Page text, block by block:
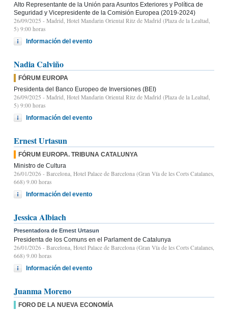
Alto Representante de la Unión para Asuntos Exteriores y Política de
Seguridad y Vicepresidente de la Comisión Europea (2019-2024)
26/09/2025 - Madrid, Hotel Mandarin Oriental Ritz de Madrid (Plaza de la Lealtad,
5) 9:00 horas
Información del evento
Nadia Calviño
FÓRUM EUROPA
Presidenta del Banco Europeo de Inversiones (BEI)
26/09/2025 - Madrid, Hotel Mandarin Oriental Ritz de Madrid (Plaza de la Lealtad,
5) 9:00 horas
Información del evento
Ernest Urtasun
FÓRUM EUROPA. TRIBUNA CATALUNYA
Ministro de Cultura
26/01/2026 - Barcelona, Hotel Palace de Barcelona (Gran Vía de les Corts Catalanes,
668) 9.00 horas
Información del evento
Jessica Albiach
Presentadora de Ernest Urtasun
Presidenta de los Comuns en el Parlament de Catalunya
26/01/2026 - Barcelona, Hotel Palace de Barcelona (Gran Vía de les Corts Catalanes,
668) 9.00 horas
Información del evento
Juanma Moreno
FORO DE LA NUEVA ECONOMÍA